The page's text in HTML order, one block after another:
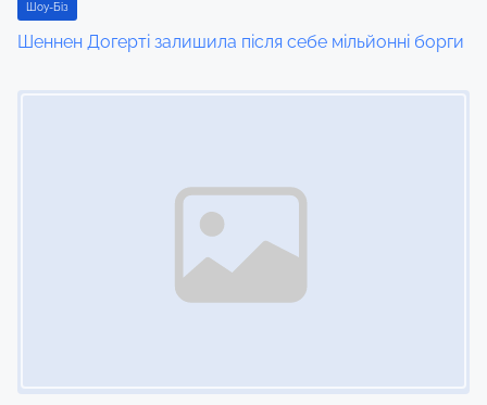
Шоу-Біз
Шеннен Догерті залишила після себе мільйонні борги